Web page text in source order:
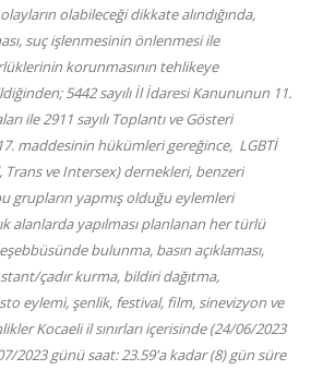
olabileceği dikkate alındığında,
suç işlenmesinin önlenmesi ile
korunmasının tehlikeye
5442 sayılı İl İdaresi Kanununun 11.
ile 2911 sayılı Toplantı ve Gösteri
maddesinin hükümleri gereğince, LGBTİ
Trans ve Intersex) dernekleri, benzeri
grupların yapmış olduğu eylemleri
alanlarda yapılması planlanan her türlü
bulunma, basın açıklaması,
çadır kurma, bildiri dağıtma,
eylemi, şenlik, festival, film, sinevizyon ve
Kocaeli il sınırları içerisinde (24/06/2023
2023 günü saat: 23.59'a kadar (8) gün süre